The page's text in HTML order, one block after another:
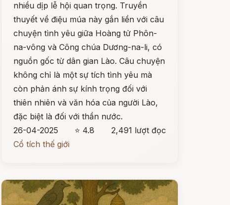
nhiều dịp lễ hội quan trọng. Truyền
thuyết về điệu múa này gắn liền với câu
chuyện tình yêu giữa Hoàng tử Phôn-
na-vông và Công chúa Dương-na-li, có
nguồn gốc từ dân gian Lào. Câu chuyện
không chỉ là một sự tích tình yêu mà
còn phản ánh sự kính trọng đối với
thiên nhiên và văn hóa của người Lào,
đặc biệt là đối với thần nước.
26-04-2025
⭐ 4.8
2,491 lượt đọc
Cổ tích thế giới